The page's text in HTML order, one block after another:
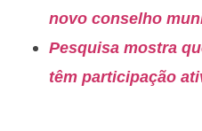
novo conselho
Pesquisa mostra
têm participação